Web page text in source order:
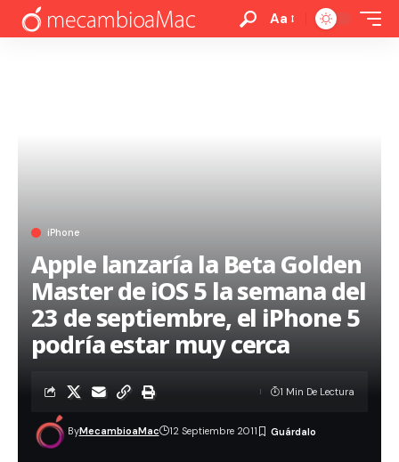
Aa
iPhone
Apple lanzaría la Beta Golden
Master de iOS 5 la semana del
23 de septiembre, el iPhone 5
podría estar muy cerca
ByMecambioaMac 12 Septiembre 2011
1 Min De Lectura